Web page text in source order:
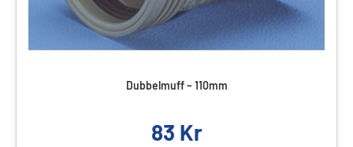
Dubbelmuff – 110mm
83 Kr